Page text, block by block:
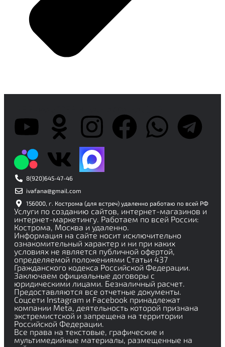
8(920)645-47-46
ivafana@gmail.com
156000, г. Кострома (для встреч) удаленно работаю по всей РФ
Услуги по созданию сайтов, интернет-магазинов и
интернет-маркетингу. Работаем по всей России:
Кострома, Москва и удаленно.
Информация на сайте носит исключительно
ознакомительный характер и ни при каких
условиях не является публичной офертой,
определяемой положениями Статьи 437
Гражданского кодекса Российской Федерации.
Заключаем официальные договоры с
юридическими лицами. Безналичный расчет.
Предоставляются все отчетные документы.
Соцсети Instagram и Facebook принадлежат
компании Meta, деятельность которой признана
экстремистской и запрещена на территории
Российской Федерации.
Все права на текстовые, графические и
мультимедийные материалы, размещенные на